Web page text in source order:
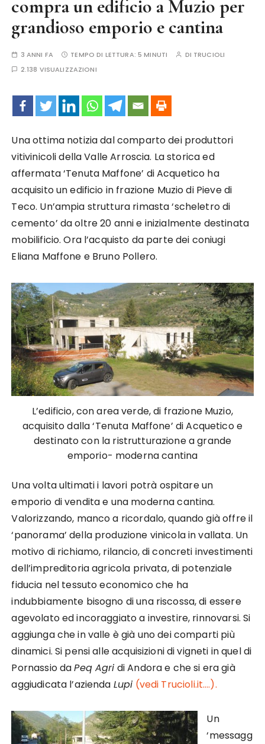
compra un edificio a Muzio per
grandioso emporio e cantina
3 ANNI FA TEMPO DI LETTURA:5 MINUTI DI TRUCIOLI
2.138 VISUALIZZAZIONI
Una ottima notizia dal comparto dei produttori
vitivinicoli della Valle Arroscia. La storica ed
affermata ‘Tenuta Maffone’ di Acquetico ha
acquisito un edificio in frazione Muzio di Pieve di
Teco. Un’ampia struttura rimasta ‘scheletro di
cemento’ da oltre 20 anni e inizialmente destinata
mobilificio. Ora l’acquisto da parte dei coniugi
Eliana Maffone e Bruno Pollero.
L’edificio, con area verde, di frazione Muzio,
acquisito dalla ‘Tenuta Maffone’ di Acquetico e
destinato con la ristrutturazione a grande
emporio- moderna cantina
Una volta ultimati i lavori potrà ospitare un
emporio di vendita e una moderna cantina.
Valorizzando, manco a ricordalo, quando già offre il
‘panorama’ della produzione vinicola in vallata. Un
motivo di richiamo, rilancio, di concreti investimenti
dell’impreditoria agricola privata, di potenziale
fiducia nel tessuto economico che ha
indubbiamente bisogno di una riscossa, di essere
agevolato ed incoraggiato a investire, rinnovarsi. Si
aggiunga che in valle è già uno dei comparti più
dinamici. Si pensi alle acquisizioni di vigneti in quel di
Pornassio daPeq Agri di Andora e che si era già
aggiudicata l’azienda Lupi (vedi Trucioli.it….).
Un
‘messagg